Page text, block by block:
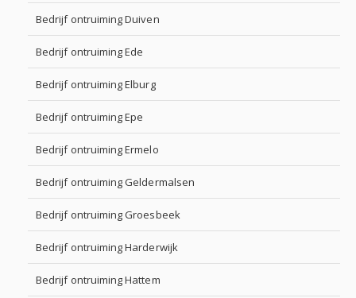
Bedrijf ontruiming Duiven
Bedrijf ontruiming Ede
Bedrijf ontruiming Elburg
Bedrijf ontruiming Epe
Bedrijf ontruiming Ermelo
Bedrijf ontruiming Geldermalsen
Bedrijf ontruiming Groesbeek
Bedrijf ontruiming Harderwijk
Bedrijf ontruiming Hattem